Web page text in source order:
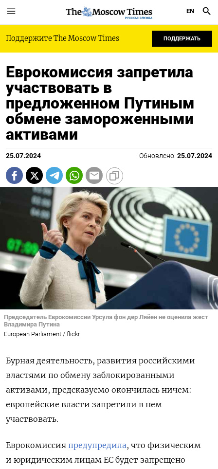
РУССКАЯ СЛУЖБА
EN
Поддержите The Moscow Times ПОДДЕРЖАТЬ
Еврокомиссия запретила
участвовать в
предложенном Путиным
обмене замороженными
активами
25.07.2024 Обновлено: 25.07.2024
Председатель Еврокомиссии Урсула фон дер Ляйен не оценила жест
Владимира Путина
European Parliament / flickr
Бурная деятельность, развития российскими
властями по обмену заблокированными
активами, предсказуемо окончилась ничем:
европейские власти запретили в нем
участвовать.
Еврокомиссия предупредила, что физическим
и юридическим лицам ЕС будет запрещено